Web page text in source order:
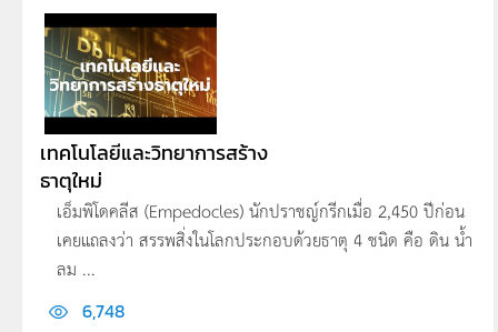
เทคโนโลยีและวิทยาการสร้าง
ธาตุใหม่
เอ็มพิโดคลีส (Empedocles) นักปราชญ์กรีกเมื่อ 2,450 ปีก่อน
เคยแถลงว่า สรรพสิ่งในโลกประกอบด้วยธาตุ 4 ชนิด คือ ดิน น้ำ
ลม ...
6,748